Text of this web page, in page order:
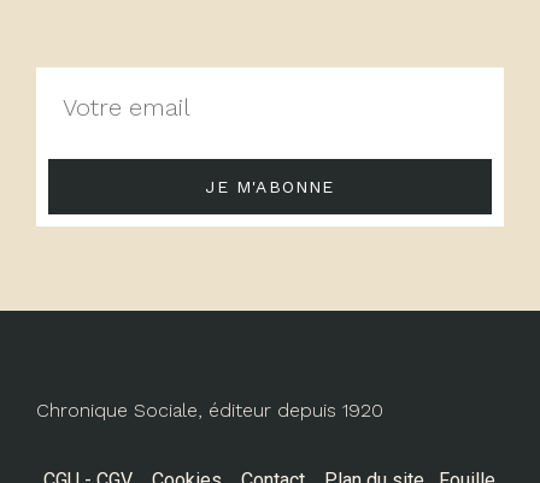
JE M'ABONNE
Chronique Sociale, éditeur depuis 1920